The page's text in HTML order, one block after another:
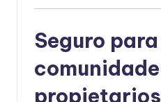
Seguro para
propietarios